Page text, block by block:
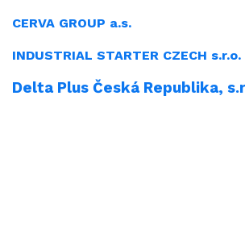
CERVA GROUP a.s.
INDUSTRIAL STARTER CZECH s.r.o.
Delta Plus Česká Republika,